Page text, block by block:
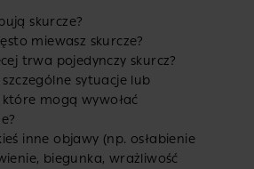
skurcze?
miewasz skurcze?
trwa pojedynczy skurcz?
szczególne sytuacje lub
mogą wywołać
inne objawy (np. osłabienie
biegunka, wrażliwość